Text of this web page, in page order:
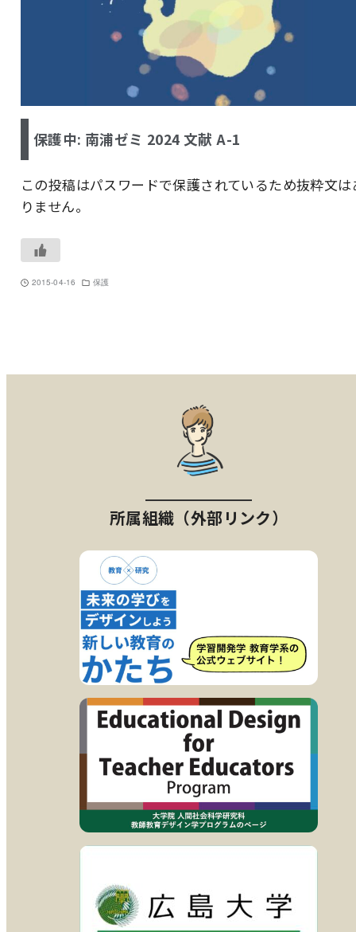
保護中: 南浦ゼミ 2024 文献 A-1
この投稿はパスワードで保護されているため抜粋文は
りません。
2015-04-16 保護
所属組織（外部リンク）